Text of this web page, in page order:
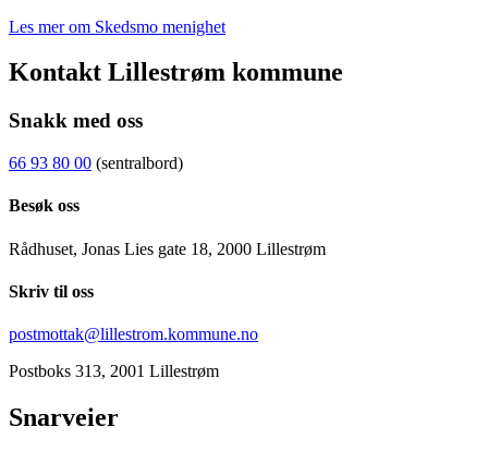
Les mer om Skedsmo menighet
Kontakt Lillestrøm kommune
Snakk med oss
66 93 80 00 (sentralbord)
Besøk oss
Rådhuset, Jonas Lies gate 18, 2000 Lillestrøm
Skriv til oss
postmottak@lillestrom.kommune.no
Postboks 313, 2001 Lillestrøm
Snarveier